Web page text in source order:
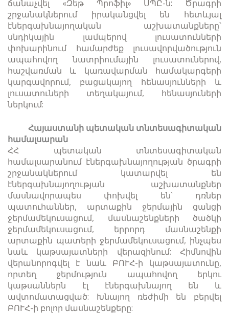
ճանաչվել «Զեթ Պրոֆիլ» ՍՊԸ-ն: Ծրագրի
շրջանակներում իրականցվել են հետևյալ
էներգախնայողական աշխատանքները՝
սնդիկային լամպերով լուսատունների
փոխարինում համարժեք լուսավորվածություն
ապահովող նատրիումային լուսատուներով,
հաշվառման և կառավարման համակարգերի
կարգավորում, բացակայող հենասյունների և
լուսատուների տեղակայում, հենասյուների
ներկում:
Հայաստանի պետական տնտեսագիտական
համալսարան
ՀՀ պետական տնտեսագիտական
համալսարանում էներգախնայողության ծրագրի
շրջանակներում կատարվել են
էներգախնայողության աշխատանքներ
մասնավորապես փոխվել են՝ դռներ
պատուհաններ, արտաքին ջերմային ցանցի
ջերմամեկուսացում, մասնաշենքների ծածկի
ջերմամեկուսացում, երրորդ մասնաշենքի
արտաքին պատերի ջերմամեկուսացում, ինչպես
նաև կաթսայատների վերազինում: Հիմնովին
վերանորոգվել է նաև ԲՈՒՀ-ի կաթսայատունը,
որտեղ ջերմություն ապահովող երկու
կաթսաններն էլ էներգախնայող են և
ավտոմատացված: Խնայող ռեժիմի են բերվել
ԲՈՒՀ-ի բոլոր մասնաշենքերը: